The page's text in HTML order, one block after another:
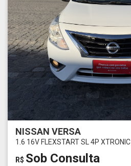
NISSAN VERSA
1.6 16V FLEXSTART SL 4P XTRONIC
R$ Sob Consulta